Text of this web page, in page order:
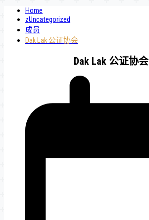
Home
zUncategorized
成员
Dak Lak 公证协会
Dak Lak 公证协会